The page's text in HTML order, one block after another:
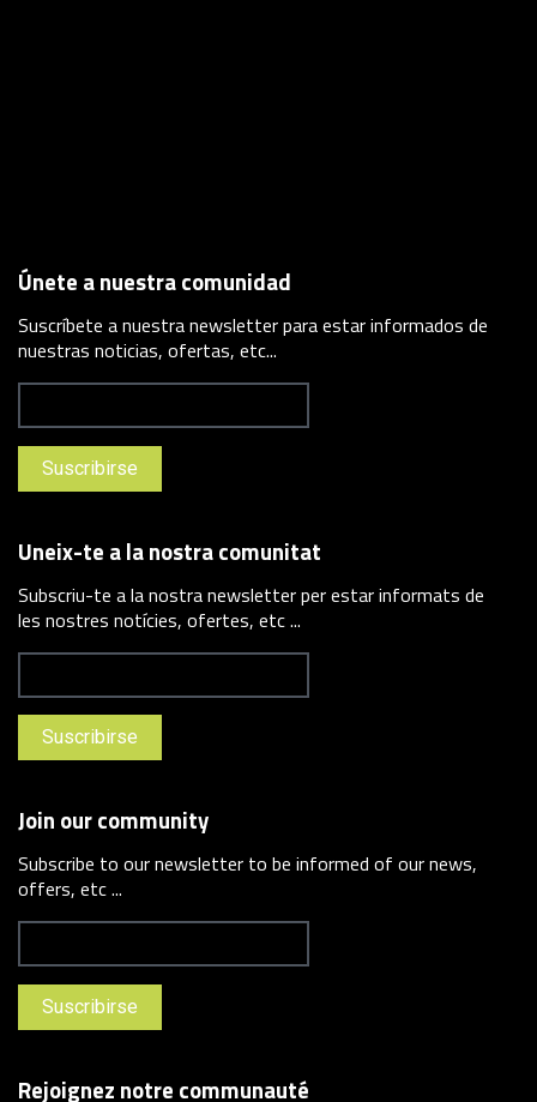
Únete a nuestra comunidad
Suscríbete a nuestra newsletter para estar informados de
nuestras noticias, ofertas, etc...
Uneix-te a la nostra comunitat
Subscriu-te a la nostra newsletter per estar informats de
les nostres notícies, ofertes, etc ...
Join our community
Subscribe to our newsletter to be informed of our news,
offers, etc ...
Rejoignez notre communauté